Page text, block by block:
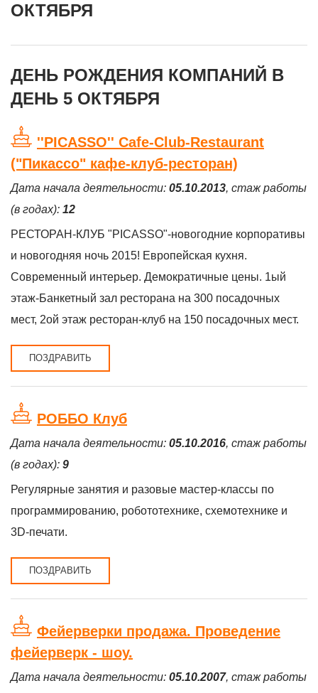
ОКТЯБРЯ
ДЕНЬ РОЖДЕНИЯ КОМПАНИЙ В
ДЕНЬ 5 ОКТЯБРЯ
''PICASSO'' Cafe-Club-Restaurant
("Пикассо" кафе-клуб-ресторан)
Дата начала деятельности: 05.10.2013, стаж работы
(в годах): 12
РЕСТОРАН-КЛУБ "PICASSO"-новогодние корпоративы
и новогодняя ночь 2015! Европейская кухня.
Современный интерьер. Демократичные цены. 1ый
этаж-Банкетный зал ресторана на 300 посадочных
мест, 2ой этаж ресторан-клуб на 150 посадочных мест.
ПОЗДРАВИТЬ
РОББО Клуб
Дата начала деятельности: 05.10.2016, стаж работы
(в годах): 9
Регулярные занятия и разовые мастер-классы по
программированию, робототехнике, схемотехнике и
3D-печати.
ПОЗДРАВИТЬ
Фейерверки продажа. Проведение
фейерверк - шоу.
Дата начала деятельности: 05.10.2007, стаж работы